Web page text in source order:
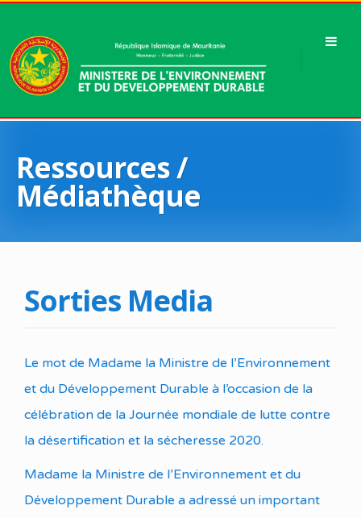
Ressources /
Médiathèque
Sorties Media
Le mot de Madame la Ministre de l’Environnement
et du Développement Durable à l’occasion de la
célébration de la Journée mondiale de lutte contre
la désertification et la sécheresse 2020.
Madame la Ministre de l’Environnement et du
Développement Durable a adressé un important